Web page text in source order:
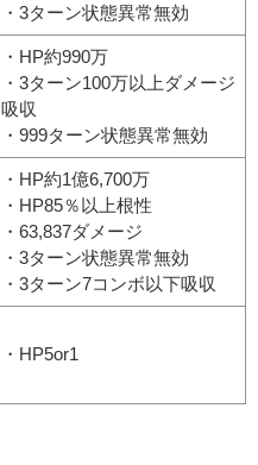
・3ターン状態異常無効
・HP約990万
・3ターン100万以上ダメージ
吸収
・999ターン状態異常無効
・HP約1億6,700万
・HP85％以上根性
・63,837ダメージ
・3ターン状態異常無効
・3ターン7コンボ以下吸収
・HP5or1